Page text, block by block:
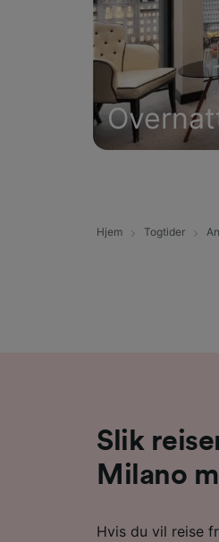
Hjem Togtider
Slik
Milano
Hvis du vil reise